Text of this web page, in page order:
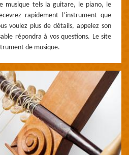
musique tels la guitare, le piano, le
rapidement l’instrument que
voulez plus de détails, appelez son
répondra à vos questions. Le site
de musique.